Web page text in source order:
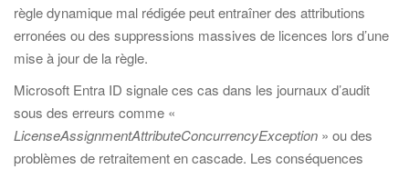
règle dynamique mal rédigée peut entraîner des attributions
erronées ou des suppressions massives de licences lors d’une
mise à jour de la règle.
Microsoft Entra ID signale ces cas dans les journaux d’audit
sous des erreurs comme «
LicenseAssignmentAttributeConcurrencyException » ou des
problèmes de retraitement en cascade. Les conséquences